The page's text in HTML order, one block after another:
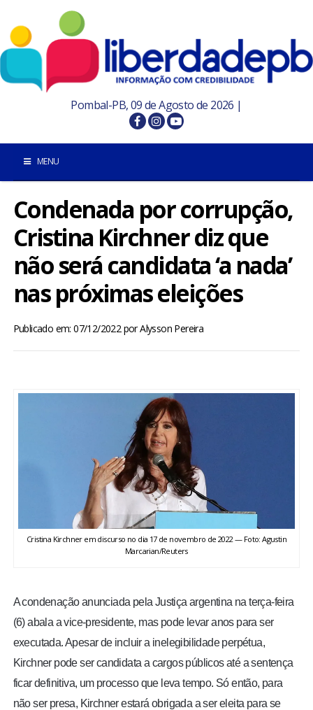
Pombal-PB, 09 de Agosto de 2026 |
MENU
INÍCIO
POMBAL E REGIÃO
COLUNISTAS
Condenada por corrupção,
Cristina Kirchner diz que
não será candidata ‘a nada’
nas próximas eleições
Publicado em: 07/12/2022porAlysson Pereira
Cristina Kirchner em discurso no dia 17 de novembro de 2022 — Foto: Agustin
Marcarian/Reuters
A condenação anunciada pela Justiça argentina na terça-feira
(6) abala a vice-presidente, mas pode levar anos para ser
executada. Apesar de incluir a inelegibilidade perpétua,
Kirchner pode ser candidata a cargos públicos até a sentença
ficar definitiva, um processo que leva tempo. Só então, para
não ser presa, Kirchner estará obrigada a ser eleita para se